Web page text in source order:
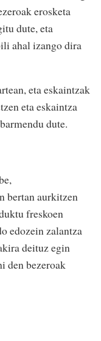
erosketa
dute, eta
ahal izango dira
eta eskaintzak
eta eskaintza
dute.
bertan aurkitzen
freskoen
edozein zalantza
deituz egin
den bezeroak